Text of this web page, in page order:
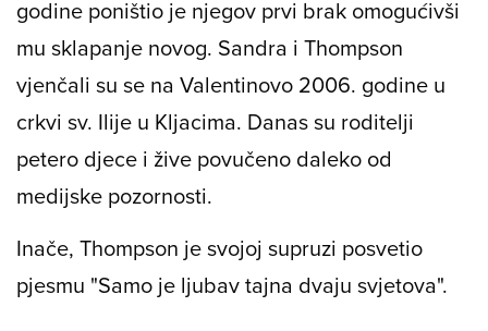
godine poništio je njegov prvi brak omogućivši
mu sklapanje novog. Sandra i Thompson
vjenčali su se na Valentinovo 2006. godine u
crkvi sv. Ilije u Kljacima. Danas su roditelji
petero djece i žive povučeno daleko od
medijske pozornosti.
Inače, Thompson je svojoj supruzi posvetio
pjesmu "Samo je ljubav tajna dvaju svjetova".